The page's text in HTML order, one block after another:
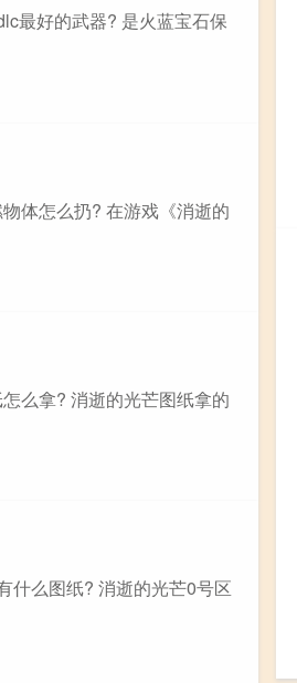
最好的武器? 是火蓝宝石保
体怎么扔? 在游戏《消逝的
么拿? 消逝的光芒图纸拿的
什么图纸? 消逝的光芒0号区